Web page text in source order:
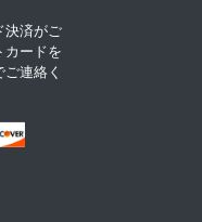
決済がご
カードを
連絡く